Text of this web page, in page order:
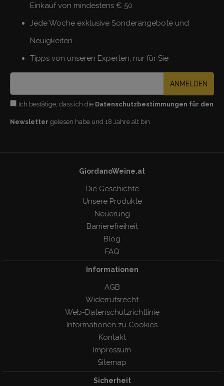
Einkauf von mindestens € 50
Jede Woche exklusive Sonderangebote und
Neuigkeiten
Tipps von unseren Experten, nur für Sie
ANMELDEN
Ich bestätige, dass ich die Datenschutzbestimmungen für den
Newsletter gelesen habe und 18 Jahre alt bin
GiordanoWeine.at
Die Geschichte
Unsere Produkte
Neuerung
Barrierefreiheit
Blog
FAQ
Informationen
AGB
Widerrufsrecht
Web-Datenschutzrichtlinie
Informationen zu Cookies
Kontakt
Impressum
Sitemap
Sicherheit